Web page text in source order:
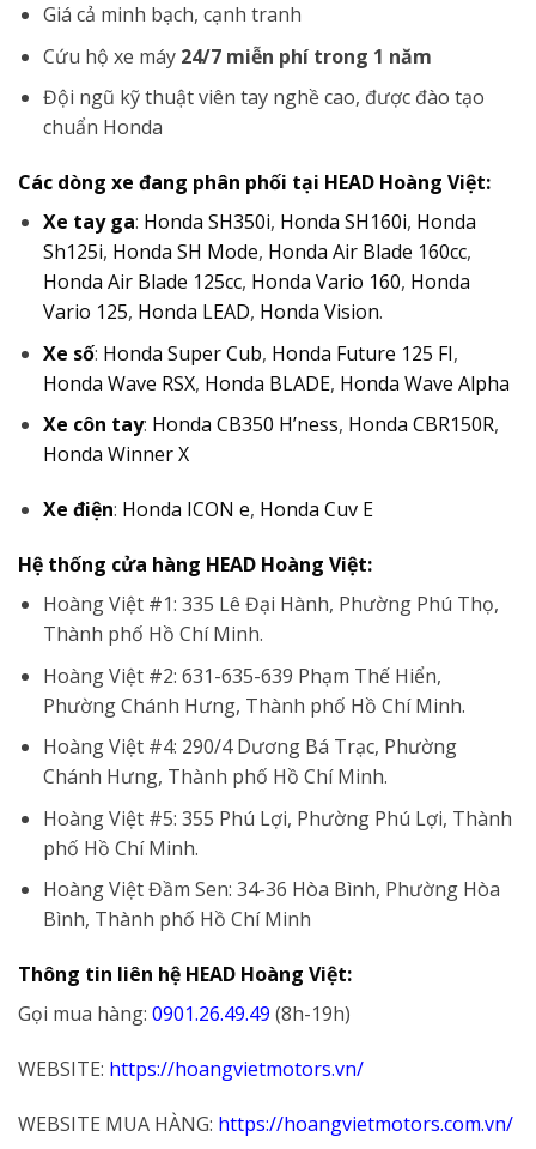
Giá cả minh bạch, cạnh tranh
Cứu hộ xe máy 24/7 miễn phí trong 1 năm
Đội ngũ kỹ thuật viên tay nghề cao, được đào tạo
chuẩn Honda
Các dòng xe đang phân phối tại HEAD Hoàng Việt:
Xe tay ga: Honda SH350i, Honda SH160i, Honda
Sh125i, Honda SH Mode, Honda Air Blade 160cc,
Honda Air Blade 125cc, Honda Vario 160, Honda
Vario 125, Honda LEAD, Honda Vision.
Xe số: Honda Super Cub, Honda Future 125 FI,
Honda Wave RSX, Honda BLADE, Honda Wave Alpha
Xe côn tay: Honda CB350 H’ness, Honda CBR150R,
Honda Winner X
Xe điện: Honda ICON e, Honda Cuv E
Hệ thống cửa hàng HEAD Hoàng Việt:
Hoàng Việt #1: 335 Lê Đại Hành, Phường Phú Thọ,
Thành phố Hồ Chí Minh.
Hoàng Việt #2: 631-635-639 Phạm Thế Hiển,
Phường Chánh Hưng, Thành phố Hồ Chí Minh.
Hoàng Việt #4: 290/4 Dương Bá Trạc, Phường
Chánh Hưng, Thành phố Hồ Chí Minh.
Hoàng Việt #5: 355 Phú Lợi, Phường Phú Lợi, Thành
phố Hồ Chí Minh.
Hoàng Việt Đầm Sen: 34-36 Hòa Bình, Phường Hòa
Bình, Thành phố Hồ Chí Minh
Thông tin liên hệ HEAD Hoàng Việt:
Gọi mua hàng: 0901.26.49.49 (8h-19h)
WEBSITE: https://hoangvietmotors.vn/
WEBSITE MUA HÀNG: https://hoangvietmotors.com.vn/